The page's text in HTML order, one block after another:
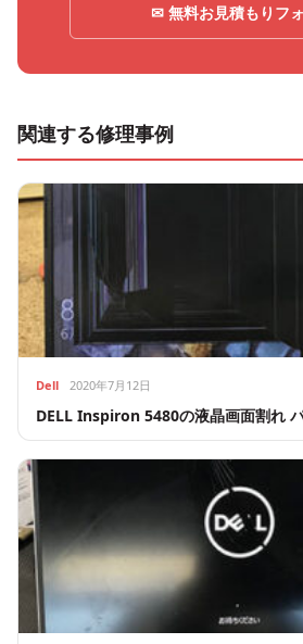
✉ 無料お見積もりフ
関連する修理事例
Dell 2020年7月12日
DELL Inspiron 5480の液晶画面割れ